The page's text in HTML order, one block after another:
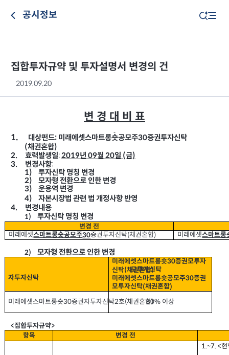
공시정보
집합투자규약 및 투자설명서 변경의 건
2019.09.20
변 경 대 비 표
1. 대상펀드: 미래에셋스마트롱숏공모주30증권투자신탁
(채권혼합)
2.
효력발생일:2019년09월20일 (금)
3.
변경사항:
1)
투자신탁 명칭 변경
2)
모자형 전환으로 인한 변경
3)
운용역 변경
4)
자본시장법 관련 법 개정사항 반영
4.
변경내용
1) 투자신탁 명칭 변경
변경 전
미래에셋스마트롱숏공모주30증권투자신탁(채권혼합) 미래에셋스마트롱
2) 모자형 전환으로 인한 변경
모투자신탁
자투자신탁
미래에셋스마트롱숏30증권모투자
신탁(채권혼합)
미래에셋스마트롱숏공모주30증권
모투자신탁(채권혼합)
미래에셋스마트롱숏30증권자투자신탁2호(채권혼합)
80% 이상
<집합투자규약>
항목
변경 전
1.~7. <현